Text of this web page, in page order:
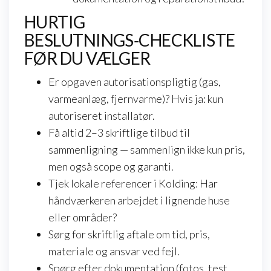
HURTIG
BESLUTNINGS‑CHECKLISTE
FØR DU VÆLGER
Er opgaven autorisationspligtig (gas,
varmeanlæg, fjernvarme)? Hvis ja: kun
autoriseret installatør.
Få altid 2–3 skriftlige tilbud til
sammenligning — sammenlign ikke kun pris,
men også scope og garanti.
Tjek lokale referencer i Kolding: Har
håndværkeren arbejdet i lignende huse
eller områder?
Sørg for skriftlig aftale om tid, pris,
materiale og ansvar ved fejl.
Spørg efter dokumentation (fotos, test,